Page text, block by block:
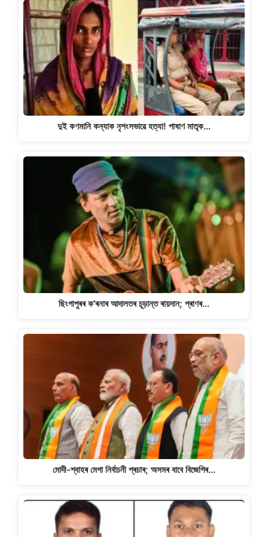
দুই কণমানি কন্যাক নৃশংসভাৱে হত্যা! পাষাণ মাতৃক…
ছিংগাপুৰৰ ক'ৰনাৰ আদালতৰ চূড়ান্ত ৰায়দান; প্ৰাণৰ…
মোদী-শ্বাহৰ মেগা নিৰ্বাচনী প্ৰচাৰ; অসমৰ বাবে বিজেপিৰ…